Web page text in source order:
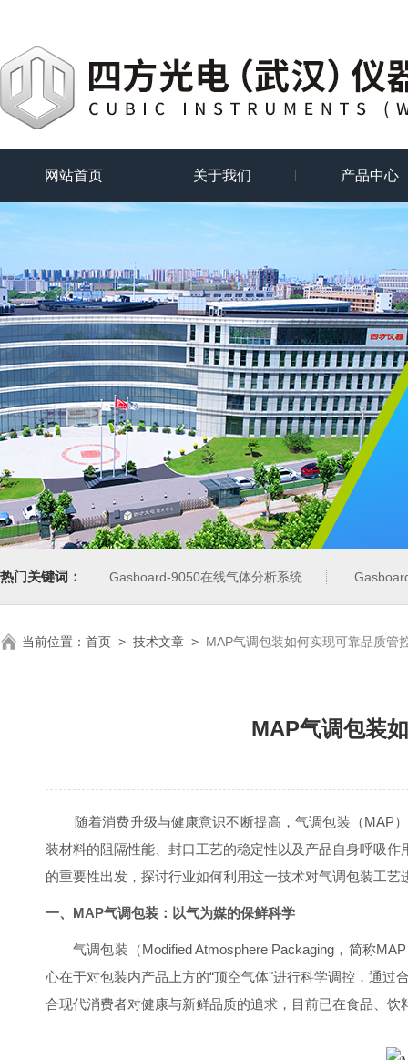
网站首页 关于我们 产品中心
热门关键词： Gasboard-9050在线气体分析系统
当前位置： 首页 > 技术文章 > MAP气调包装如何实现可靠品质
MAP气调包装
随着消费升级与健康意识不断提高，气调包装（MAP
装材料的阻隔性能、封口工艺的稳定性以及产品自身呼吸
的重要性出发，探讨行业如何利用这一技术对气调包装工
一、MAP气调包装：以气为媒的保鲜科学
气调包装（Modified Atmosphere Packaging，简称
心在于对包装内产品上方的“顶空气体"进行科学调控，通过
合现代消费者对健康与新鲜品质的追求，目前已在食品、